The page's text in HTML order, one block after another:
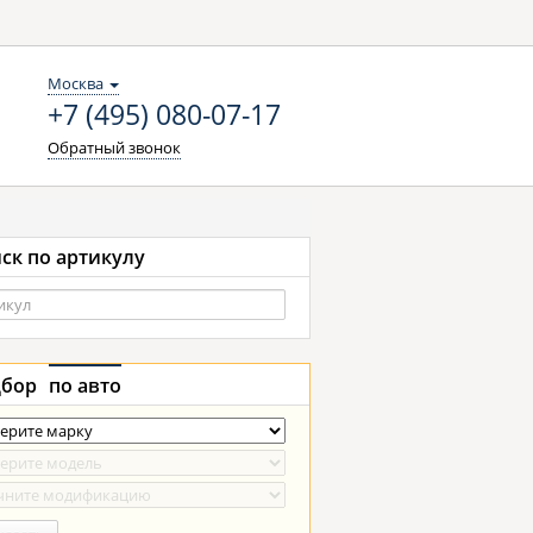
Москва
+7 (495) 080-07-17
Обратный звонок
по артикулу
по авто